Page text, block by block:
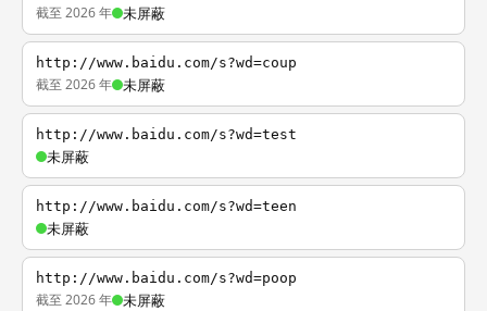
截至 2026 年 未屏蔽
http://www.baidu.com/s?wd=coup
截至 2026 年 未屏蔽
http://www.baidu.com/s?wd=test
未屏蔽
http://www.baidu.com/s?wd=teen
未屏蔽
http://www.baidu.com/s?wd=poop
截至 2026 年 未屏蔽